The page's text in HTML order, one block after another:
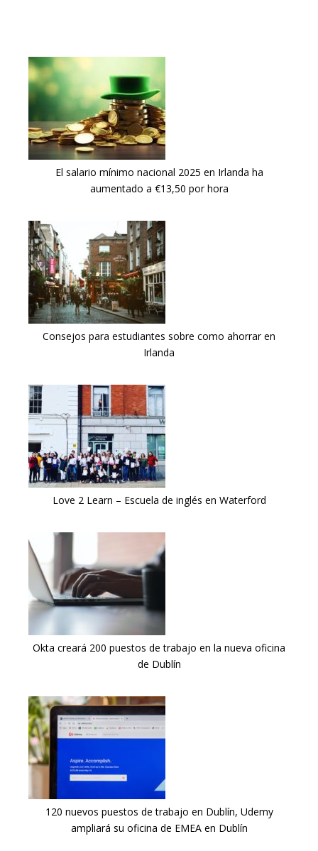
El salario mínimo nacional 2025 en Irlanda ha
aumentado a €13,50 por hora
Consejos para estudiantes sobre como ahorrar en
Irlanda
Love 2 Learn – Escuela de inglés en Waterford
Okta creará 200 puestos de trabajo en la nueva oficina
de Dublín
120 nuevos puestos de trabajo en Dublín, Udemy
ampliará su oficina de EMEA en Dublín